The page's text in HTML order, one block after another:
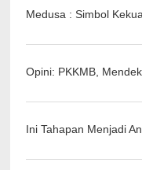
Medusa : Simbol
Opini: PKKMB,
Ini Tahapan Menjadi